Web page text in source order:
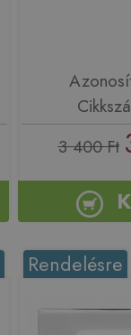
3 400 Ft
Rendelésre